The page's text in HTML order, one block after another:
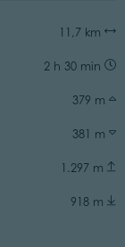
11,7 km
2 h 30 min
379 m
381 m
1.297 m
918 m